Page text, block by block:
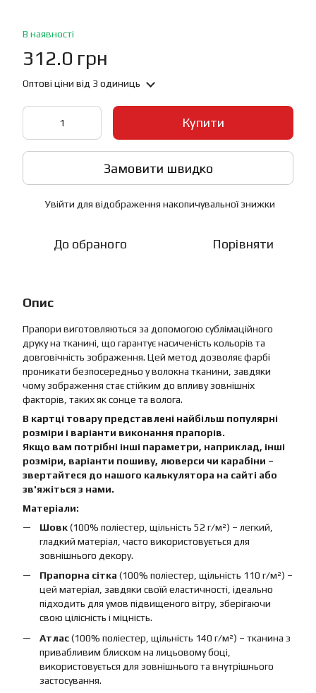
В наявності
312.0 грн
Оптові ціни від 3 одиниць
Купити
Замовити швидко
Увійти для відображення накопичувальної знижки
До обраного Порівняти
Опис
Прапори виготовляються за допомогою сублімаційного
друку на тканині, що гарантує насиченість кольорів та
довговічність зображення. Цей метод дозволяє фарбі
проникати безпосередньо у волокна тканини, завдяки
чому зображення стає стійким до впливу зовнішніх
факторів, таких як сонце та волога.
В картці товару представлені найбільш популярні
розміри і варіанти виконання прапорів.
Якщо вам потрібні інші параметри, наприклад, інші
розміри, варіанти пошиву, люверси чи карабіни –
звертайтеся до нашого калькулятора на сайті або
зв'яжіться з нами.
Матеріали:
Шовк(100% поліестер, щільність 52 г/м²) – легкий,
гладкий матеріал, часто використовується для
зовнішнього декору.
Прапорна сітка (100% поліестер, щільність 110 г/м²) –
цей матеріал, завдяки своїй еластичності, ідеально
підходить для умов підвищеного вітру, зберігаючи
свою цілісність і міцність.
Атлас(100% поліестер, щільність 140 г/м²) – тканина з
привабливим блиском на лицьовому боці,
використовується для зовнішнього та внутрішнього
застосування.